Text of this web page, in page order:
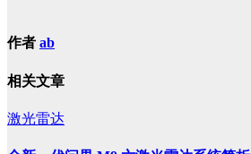
作者 ab
相关文章
激光雷达